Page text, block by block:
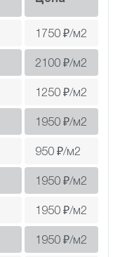
1750 ₽/м2
2100 ₽/м2
1250 ₽/м2
1950 ₽/м2
950 ₽/м2
1950 ₽/м2
1950 ₽/м2
1950 ₽/м2